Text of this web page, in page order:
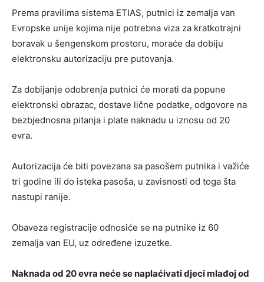
Prema pravilima sistema ETIAS, putnici iz zemalja van
Evropske unije kojima nije potrebna viza za kratkotrajni
boravak u šengenskom prostoru, moraće da dobiju
elektronsku autorizaciju pre putovanja.
Za dobijanje odobrenja putnici će morati da popune
elektronski obrazac, dostave lične podatke, odgovore na
bezbjednosna pitanja i plate naknadu u iznosu od 20
evra.
Autorizacija će biti povezana sa pasošem putnika i važiće
tri godine ili do isteka pasoša, u zavisnosti od toga šta
nastupi ranije.
Obaveza registracije odnosiće se na putnike iz 60
zemalja van EU, uz određene izuzetke.
Naknada od 20 evra neće se naplaćivati djeci mlađoj od